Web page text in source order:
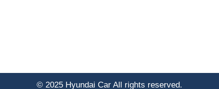
© 2025 Hyundai Car All rights reserved.